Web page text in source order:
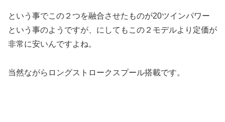
という事でこの２つを融合させたものが20ツインパワー
という事のようですが、にしてもこの２モデルより定価が
非常に安いんですよね。
当然ながらロングストロークスプール搭載です。